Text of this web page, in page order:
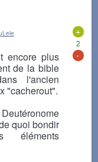
+
2
-
encore plus
de la bible
l'ancien
"cacherout".
quoi bondir
éléments